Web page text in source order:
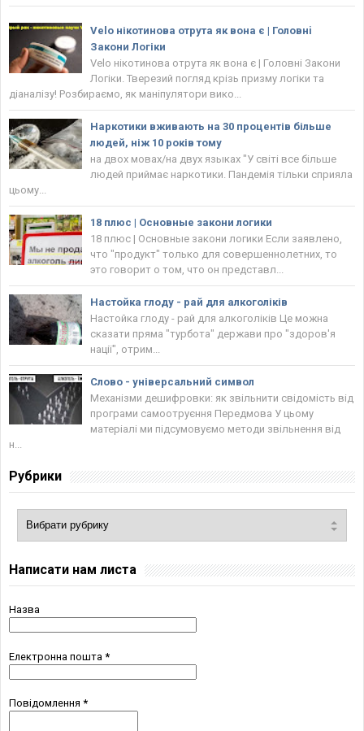
Velo нікотинова отрута як вона є | Головнi
Закони Логіки
Velo нікотинова отрута як вона є | Головнi Закони
Логіки. Тверезий погляд крізь призму логіки та
діаналізу! Розбираємо, як маніпулятори вико...
Наркотики вживають на 30 процентів більше
людей, ніж 10 років тому
на двох мовах/на двух языках "У світі все більше
людей приймає наркотики. Пандемія тільки сприяла
цьому...
18 плюс | Основные закони логики
18 плюс | Основные закони логики Если заявлено,
что "продукт" только для совершеннолетних, то
это говорит о том, что он представл...
Настойка глоду - рай для алкоголіків
Настойка глоду - рай для алкоголіків Це можна
сказати пряма "турбота" держави про "здоров'я
нації", отрим...
Слово - універсальний символ
Механізми дешифровки: як звільнити свідомість від
програми самоотруєння Передмова У цьому
матеріалі ми підсумовуємо методи звільнення від
н...
Рубрики
Написати нам листа
Назва
Електронна пошта *
Повідомлення *